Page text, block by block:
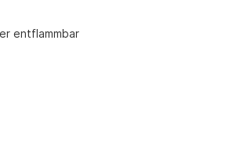
entflammbar